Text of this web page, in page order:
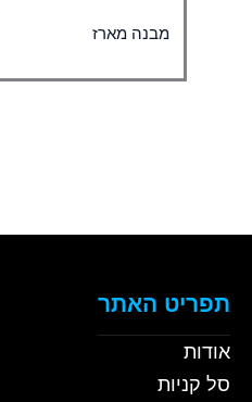
מבנה מארז
תפריט האתר
אודות
סל קניות